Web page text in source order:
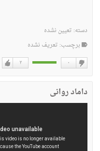
دسته: تعیین نشده
برچسب: تعریف نشده
۲ ۰
داماد روانی